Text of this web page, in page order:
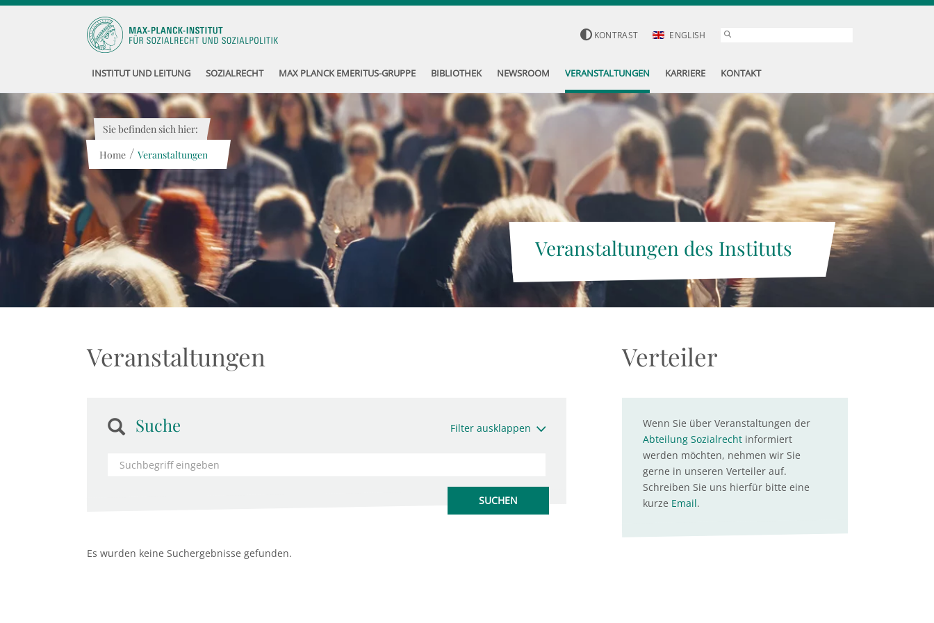
KONTRAST ENGLISH
INSTITUT UND LEITUNG SOZIALRECHT MAX PLANCK EMERITUS-GRUPPE BIBLIOTHEK NEWSROOM VERANSTALTUNGEN KARRIERE KONTAKT
Veranstaltungen des Instituts
Sie befinden sich hier:
Home / Veranstaltungen
Veranstaltungen
Suche Filter ausklappen
Es wurden keine Suchergebnisse gefunden.
Verteiler
Wenn Sie über Veranstaltungen der
Abteilung Sozialrechtinformiert
werden möchten, nehmen wir Sie
gerne in unseren Verteiler auf.
Schreiben Sie uns hierfür bitte eine
kurze Email.